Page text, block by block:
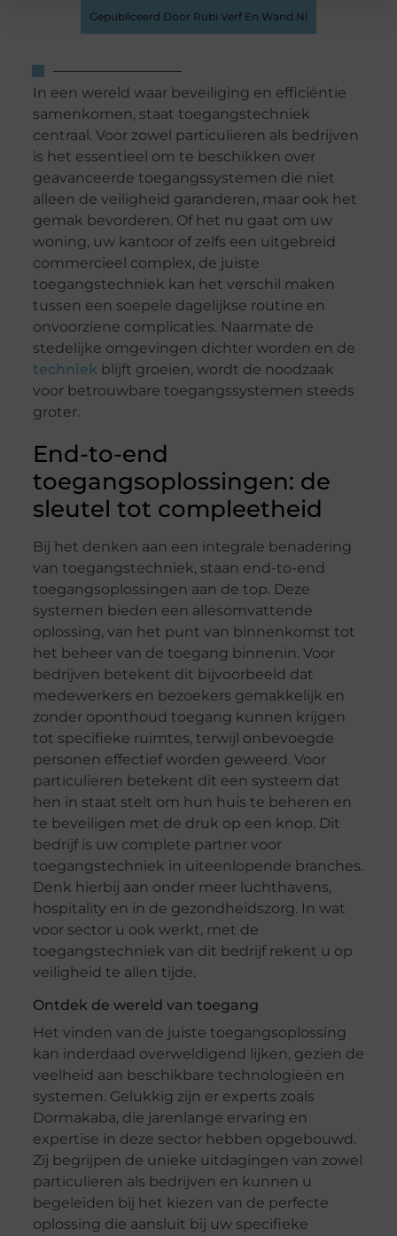
Gepubliceerd Door Rubi Verf En Wand.nl
In een wereld waar beveiliging en efficiëntie
samenkomen, staat toegangstechniek
centraal. Voor zowel particulieren als bedrijven
is het essentieel om te beschikken over
geavanceerde toegangssystemen die niet
alleen de veiligheid garanderen, maar ook het
gemak bevorderen. Of het nu gaat om uw
woning, uw kantoor of zelfs een uitgebreid
commercieel complex, de juiste
toegangstechniek kan het verschil maken
tussen een soepele dagelijkse routine en
onvoorziene complicaties. Naarmate de
stedelijke omgevingen dichter worden en de
techniekblijft groeien, wordt de noodzaak
voor betrouwbare toegangssystemen steeds
groter.
End-to-end
toegangsoplossingen: de
sleutel tot compleetheid
Bij het denken aan een integrale benadering
van toegangstechniek, staan end-to-end
toegangsoplossingen aan de top. Deze
systemen bieden een allesomvattende
oplossing, van het punt van binnenkomst tot
het beheer van de toegang binnenin. Voor
bedrijven betekent dit bijvoorbeeld dat
medewerkers en bezoekers gemakkelijk en
zonder oponthoud toegang kunnen krijgen
tot specifieke ruimtes, terwijl onbevoegde
personen effectief worden geweerd. Voor
particulieren betekent dit een systeem dat
hen in staat stelt om hun huis te beheren en
te beveiligen met de druk op een knop. Dit
bedrijf is uw complete partner voor
toegangstechniek in uiteenlopende branches.
Denk hierbij aan onder meer luchthavens,
hospitality en in de gezondheidszorg. In wat
voor sector u ook werkt, met de
toegangstechniek van dit bedrijf rekent u op
veiligheid te allen tijde.
Ontdek de wereld van toegang
Het vinden van de juiste toegangsoplossing
kan inderdaad overweldigend lijken, gezien de
veelheid aan beschikbare technologieën en
systemen. Gelukkig zijn er experts zoals
Dormakaba, die jarenlange ervaring en
expertise in deze sector hebben opgebouwd.
Zij begrijpen de unieke uitdagingen van zowel
particulieren als bedrijven en kunnen u
begeleiden bij het kiezen van de perfecte
oplossing die aansluit bij uw specifieke